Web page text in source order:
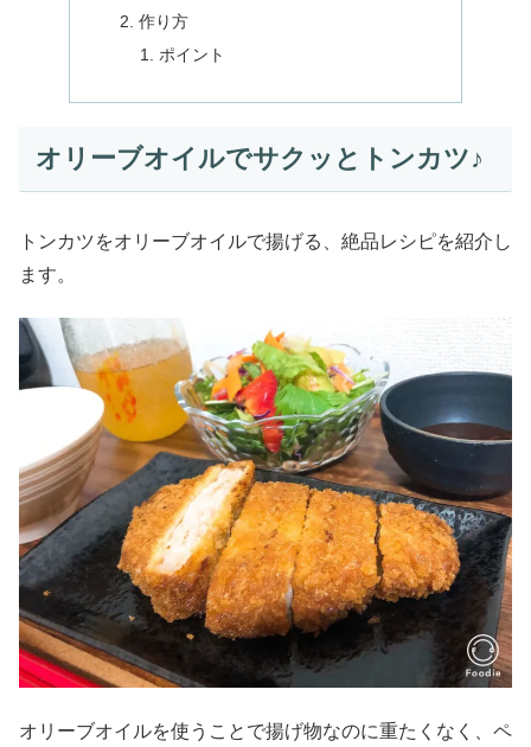
作り方
ポイント
オリーブオイルでサクッとトンカツ♪
トンカツをオリーブオイルで揚げる、絶品レシピを紹介し
ます。
オリーブオイルを使うことで揚げ物なのに重たくなく、ペ